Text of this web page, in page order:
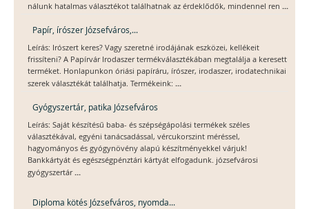
nálunk hatalmas választékot találhatnak az érdeklődők, mindennel ren ...
Papír, írószer Józsefváros,...
Leírás: Irószert keres? Vagy szeretné irodájának eszközei, kellékeit
frissíteni? A Papírvár Irodaszer termékválasztékában megtalálja a keresett
terméket. Honlapunkon óriási papíráru, írószer, irodaszer, irodatechnikai
szerek választékát találhatja. Termékeink: ...
Gyógyszertár, patika Józsefváros
Leírás: Saját készítésű baba- és szépségápolási termékek széles
választékával, egyéni tanácsadással, vércukorszint méréssel,
hagyományos és gyógynövény alapú készítményekkel várjuk!
Bankkártyát és egészségpénztári kártyát elfogadunk. józsefvárosi
gyógyszertár...
Diploma kötés Józsefváros, nyomda...